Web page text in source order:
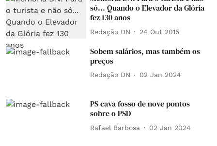
só... Quando o Elevador da Glória
fez 130 anos
Redação DN 24 Out 2015
Sobem salários, mas também os
preços
Redação DN 02 Jan 2024
PS cava fosso de nove pontos
sobre o PSD
Rafael Barbosa 02 Jan 2024